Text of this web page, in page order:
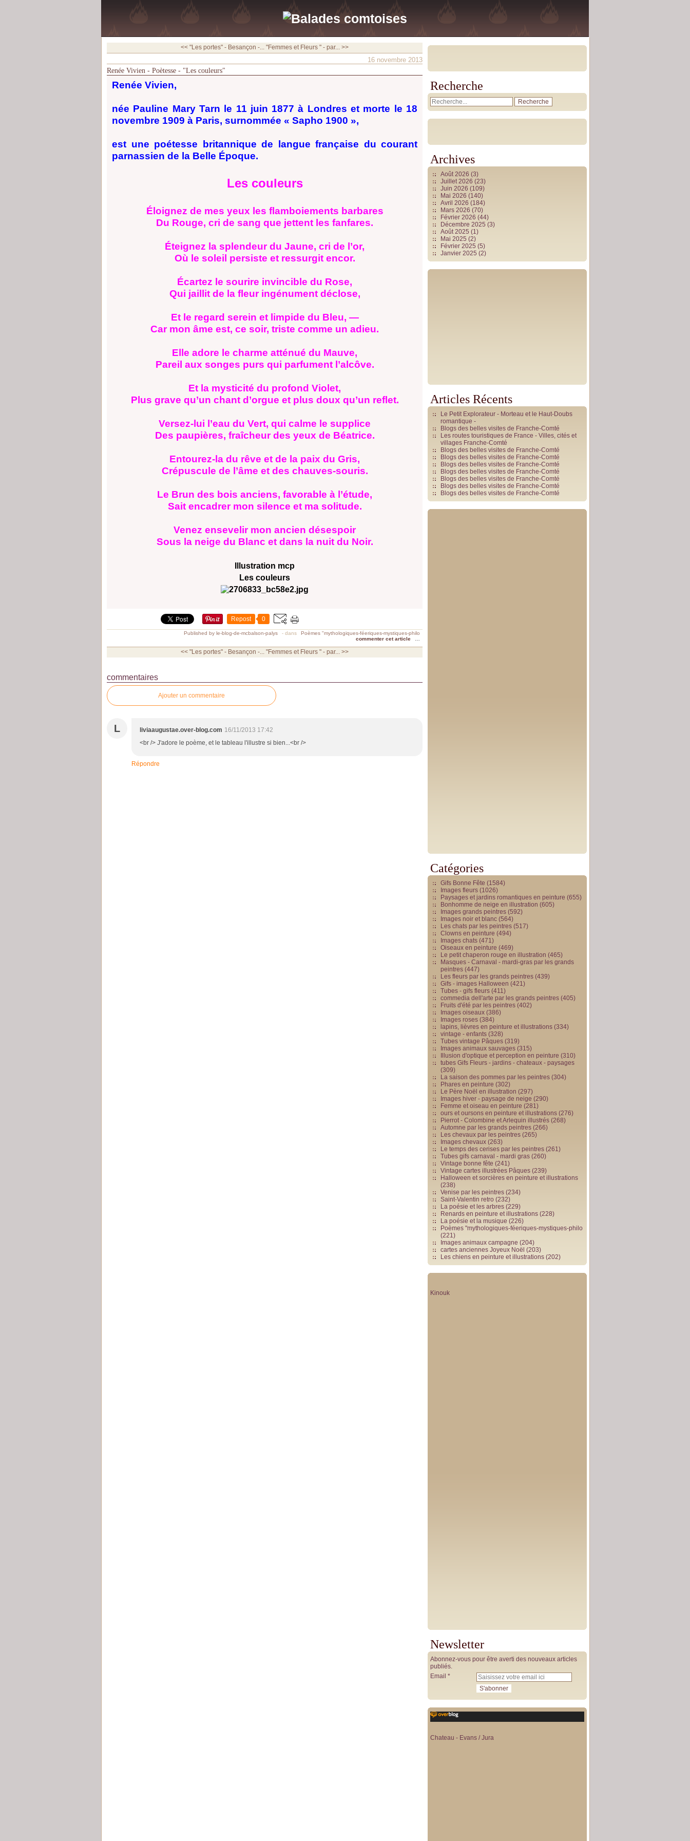
<< "Les portes" - Besançon -... "Femmes et Fleurs " - par... >>
16 novembre 2013
Renée Vivien - Poètesse - "Les couleurs"
Renée Vivien,
née Pauline Mary Tarn le 11 juin 1877 à Londres et morte le 18
novembre 1909 à Paris, surnommée « Sapho 1900 »,
est une poétesse britannique de langue française du courant
parnassien de la Belle Époque.
Les couleurs
Éloignez de mes yeux les flamboiements barbares
Du Rouge, cri de sang que jettent les fanfares.
Éteignez la splendeur du Jaune, cri de l’or,
Où le soleil persiste et ressurgit encor.
Écartez le sourire invincible du Rose,
Qui jaillit de la fleur ingénument déclose,
Et le regard serein et limpide du Bleu, —
Car mon âme est, ce soir, triste comme un adieu.
Elle adore le charme atténué du Mauve,
Pareil aux songes purs qui parfument l’alcôve.
Et la mysticité du profond Violet,
Plus grave qu’un chant d’orgue et plus doux qu’un reflet.
Versez-lui l’eau du Vert, qui calme le supplice
Des paupières, fraîcheur des yeux de Béatrice.
Entourez-la du rêve et de la paix du Gris,
Crépuscule de l’âme et des chauves-souris.
Le Brun des bois anciens, favorable à l’étude,
Sait encadrer mon silence et ma solitude.
Venez ensevelir mon ancien désespoir
Sous la neige du Blanc et dans la nuit du Noir.
Illustration mcp
Les couleurs
Repost 0
Published by le-blog-de-mcbalson-palys - dans
Poèmes "mythologiques-féeriques-mystiques-philo
commenter cet article
<< "Les portes" - Besançon -... "Femmes et Fleurs " - par... >>
commentaires
Ajouter un commentaire
L liviaaugustae.over-blog.com 16/11/2013 17:42
<br /> J'adore le poème, et le tableau l'illustre si bien...<br />
Répondre
Recherche
Archives
Août 2026 (3)
Juillet 2026 (23)
Juin 2026 (109)
Mai 2026 (140)
Avril 2026 (184)
Mars 2026 (70)
Février 2026 (44)
Décembre 2025 (3)
Août 2025 (1)
Mai 2025 (2)
Février 2025 (5)
Janvier 2025 (2)
Articles Récents
Le Petit Explorateur - Morteau et le Haut-Doubs
romantique -
Blogs des belles visites de Franche-Comté
Les routes touristiques de France - Villes, cités et
villages Franche-Comté
Blogs des belles visites de Franche-Comté
Blogs des belles visites de Franche-Comté
Blogs des belles visites de Franche-Comté
Blogs des belles visites de Franche-Comté
Blogs des belles visites de Franche-Comté
Blogs des belles visites de Franche-Comté
Blogs des belles visites de Franche-Comté
Catégories
Gifs Bonne Fête (1584)
Images fleurs (1026)
Paysages et jardins romantiques en peinture (655)
Bonhomme de neige en illustration (605)
Images grands peintres (592)
Images noir et blanc (564)
Les chats par les peintres (517)
Clowns en peinture (494)
Images chats (471)
Oiseaux en peinture (469)
Le petit chaperon rouge en illustration (465)
Masques - Carnaval - mardi-gras par les grands
peintres (447)
Les fleurs par les grands peintres (439)
Gifs - images Halloween (421)
Tubes - gifs fleurs (411)
commedia dell'arte par les grands peintres (405)
Fruits d'été par les peintres (402)
Images oiseaux (386)
Images roses (384)
lapins, lièvres en peinture et illustrations (334)
vintage - enfants (328)
Tubes vintage Pâques (319)
Images animaux sauvages (315)
Illusion d'optique et perception en peinture (310)
tubes Gifs Fleurs - jardins - chateaux - paysages
(309)
La saison des pommes par les peintres (304)
Phares en peinture (302)
Le Père Noël en illustration (297)
Images hiver - paysage de neige (290)
Femme et oiseau en peinture (281)
ours et oursons en peinture et illustrations (276)
Pierrot - Colombine et Arlequin illustrés (268)
Automne par les grands peintres (266)
Les chevaux par les peintres (265)
Images chevaux (263)
Le temps des cerises par les peintres (261)
Tubes gifs carnaval - mardi gras (260)
Vintage bonne fête (241)
Vintage cartes illustrées Pâques (239)
Halloween et sorcières en peinture et illustrations
(238)
Venise par les peintres (234)
Saint-Valentin retro (232)
La poésie et les arbres (229)
Renards en peinture et illustrations (228)
La poésie et la musique (226)
Poèmes "mythologiques-féeriques-mystiques-philo
(221)
Images animaux campagne (204)
cartes anciennes Joyeux Noël (203)
Les chiens en peinture et illustrations (202)
Kinouk
Newsletter
Abonnez-vous pour être averti des nouveaux articles
publiés.
Email
Chateau - Evans / Jura